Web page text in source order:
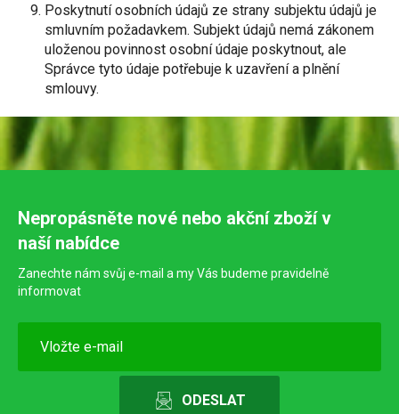
Poskytnutí osobních údajů ze strany subjektu údajů je
smluvním požadavkem. Subjekt údajů nemá zákonem
uloženou povinnost osobní údaje poskytnout, ale
Správce tyto údaje potřebuje k uzavření a plnění
smlouvy.
Nepropásněte nové nebo akční zboží v
naší nabídce
Zanechte nám svůj e-mail a my Vás budeme pravidelně
informovat